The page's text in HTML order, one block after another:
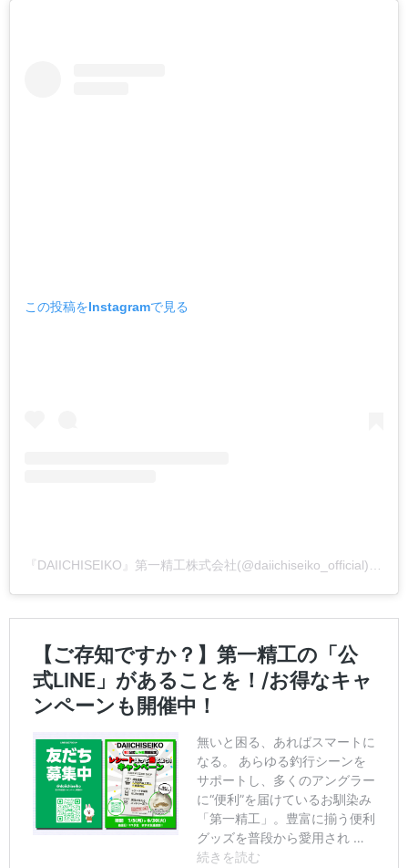
この投稿をInstagramで見る
『DAIICHISEIKO』第一精工株式会社(@daiichiseiko_official)がシェアした投稿